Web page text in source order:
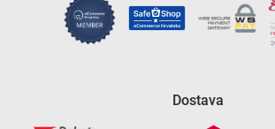
Dostava